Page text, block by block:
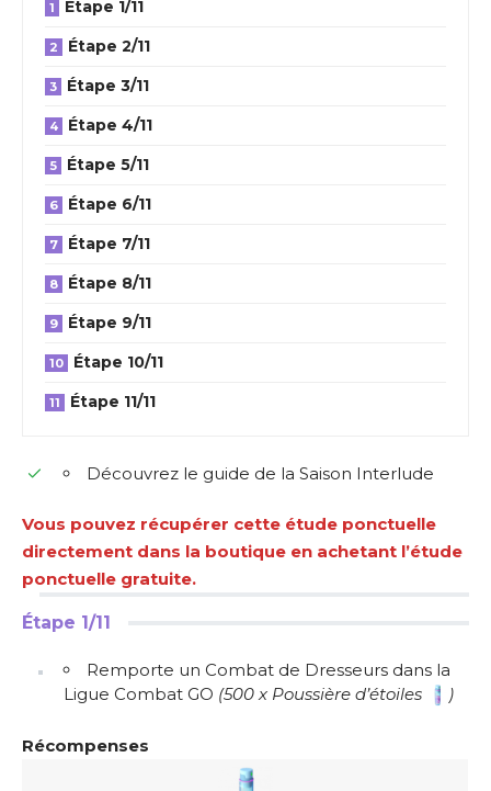
Étape 1/11
Étape 2/11
Étape 3/11
Étape 4/11
Étape 5/11
Étape 6/11
Étape 7/11
Étape 8/11
Étape 9/11
Étape 10/11
Étape 11/11
Découvrez le guide de la Saison Interlude
Vous pouvez récupérer cette étude ponctuelle
directement dans la boutique en achetant l’étude
ponctuelle gratuite.
Étape 1/11
Remporte un Combat de Dresseurs dans la
Ligue Combat GO (500 x Poussière d’étoiles )
Récompenses